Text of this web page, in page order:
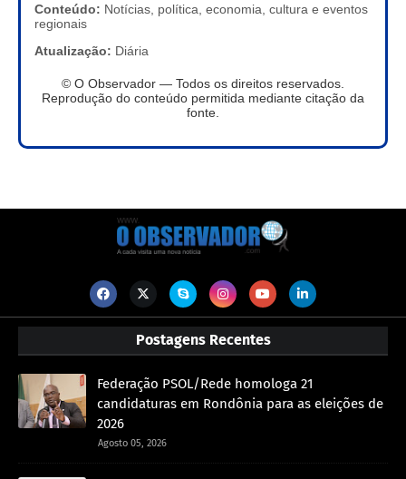
Conteúdo: Notícias, política, economia, cultura e eventos
regionais
Atualização: Diária
© O Observador — Todos os direitos reservados.
Reprodução do conteúdo permitida mediante citação da
fonte.
Postagens Recentes
Federação PSOL/Rede homologa 21
candidaturas em Rondônia para as eleições de
2026
Agosto 05, 2026